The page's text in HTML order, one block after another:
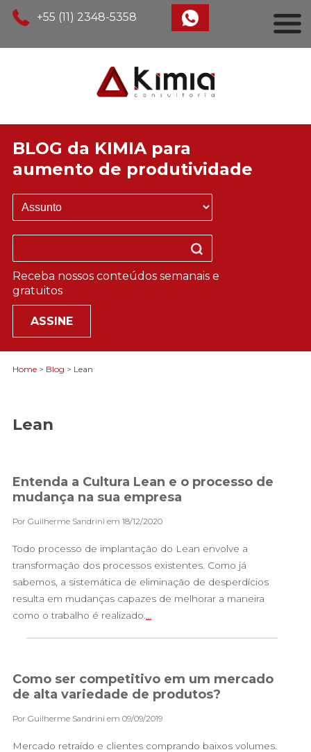
+55 (11) 2348-5358
BLOG da KIMIA para
aumento de produtividade
Receba nossos conteúdos semanais e
gratuitos
ASSINE
Home> Blog > Lean
Lean
Entenda a Cultura Lean e o processo de
mudança na sua empresa
Por Guilherme Sandrini em 18/12/2020
Todo processo de implantação do Lean envolve a
transformação dos processos existentes. Como já
sabemos, a sistemática de eliminação de desperdícios
resulta em mudanças capazes de melhorar a maneira
como o trabalho é realizado.
Como ser competitivo em um mercado
de alta variedade de produtos?
Por Guilherme Sandrini em 09/09/2019
Mercado retraído e clientes comprando baixos volumes.